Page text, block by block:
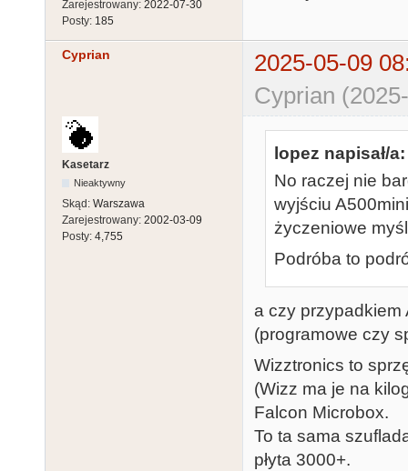
Zarejestrowany: 2022-07-30
Posty: 185
Cyprian
2025-05-09
Cyprian
Kasetarz
Nieaktywny
Skąd: Warszawa
Zarejestrowany: 2002-03-09
Posty: 4,755
lopez napisał/a:
No raczej nie
wyjściu
życzeniowe
Podróba to
a czy przypadkiem
(programowe czy
Wizztronics to
(Wizz ma je na
Falcon Microbox.
To ta sama
płyta 3000+.